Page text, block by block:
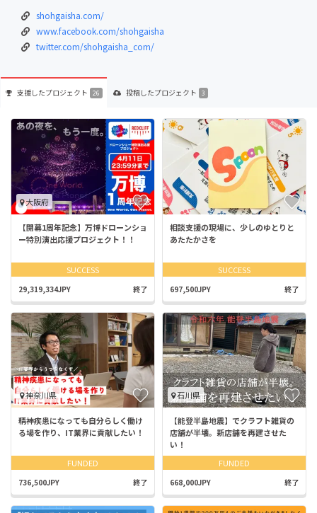
shohgaisha.com/
www.facebook.com/shohgaisha
twitter.com/shohgaisha_com/
支援したプロジェクト 26 投稿したプロジェクト 3
大阪府
【開幕1周年記念】万博ドローンショ
ー特別演出応援プロジェクト！！
SUCCESS
29,319,334JPY 終了
相談支援の現場に、少しのゆとりと
あたたかさを
SUCCESS
697,500JPY 終了
神奈川県
精神疾患になっても自分らしく働け
る場を作り、IT業界に貢献したい！
FUNDED
736,500JPY 終了
石川県
【能登半島地震】でクラフト雑貨の
店舗が半壊。新店舗を再建させた
い！
FUNDED
668,000JPY 終了